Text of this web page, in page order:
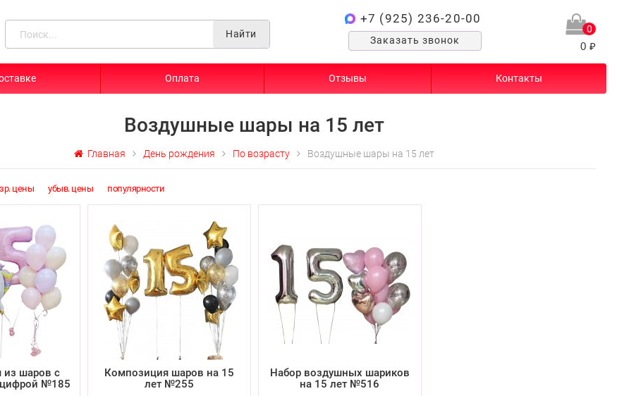
Найти
+7 (925) 236-20-00
Заказать звонок
0
0 ₽
Оплата Отзывы Контакты
Воздушные шары на 15 лет
Главная День рождения По возрасту Воздушные шары на 15 лет
цены убыв. цены популярности
из шаров с
№185
Композиция шаров на 15
лет №255
Набор воздушных шариков
на 15 лет №516